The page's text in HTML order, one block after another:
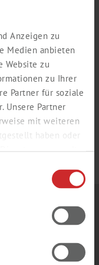
Anzeigen zu
Medien anbieten
Website zu
zu Ihrer
Partner für soziale
Unsere Partner
mit weiteren
haben oder
gesammelt